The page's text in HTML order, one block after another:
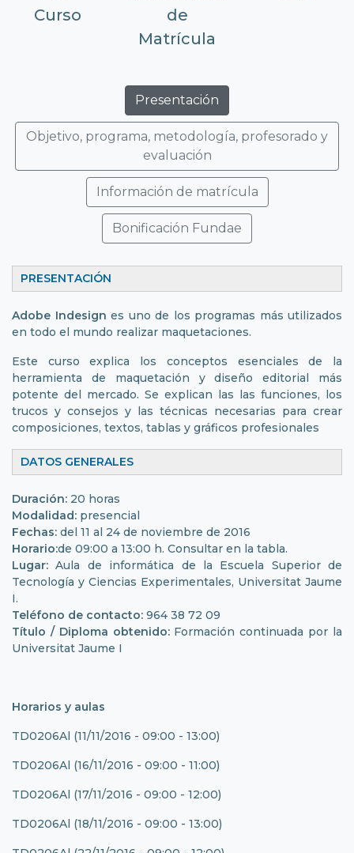
Curso
de
Matrícula
Presentación
Objetivo, programa, metodología, profesorado y
evaluación
Información de matrícula
Bonificación Fundae
PRESENTACIÓN
Adobe Indesign es uno de los programas más utilizados
en todo el mundo realizar maquetaciones.
Este curso explica los conceptos esenciales de la
herramienta de maquetación y diseño editorial más
potente del mercado. Se explican las las funciones, los
trucos y consejos y las técnicas necesarias para crear
composiciones, textos, tablas y gráficos profesionales
DATOS GENERALES
Duración: 20 horas
Modalidad: presencial
Fechas: del 11 al 24 de noviembre de 2016
Horario:de 09:00 a 13:00 h. Consultar en la tabla.
Lugar: Aula de informática de la Escuela Superior de
Tecnología y Ciencias Experimentales, Universitat Jaume
I.
Teléfono de contacto: 964 38 72 09
Título / Diploma obtenido:Formación continuada por la
Universitat Jaume I
Horarios y aulas
TD0206Al (11/11/2016 - 09:00 - 13:00)
TD0206Al (16/11/2016 - 09:00 - 11:00)
TD0206Al (17/11/2016 - 09:00 - 12:00)
TD0206Al (18/11/2016 - 09:00 - 13:00)